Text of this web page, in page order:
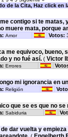
de la Cita, Haz click en
contigo si te matas,
muere mata, porque
Amor Votos:
me equivoco, bueno,
y no fué así.( Victor
Errores
mi ignorancia en
Religión
que se es que no se
Sabiduria
de dar vuelta y